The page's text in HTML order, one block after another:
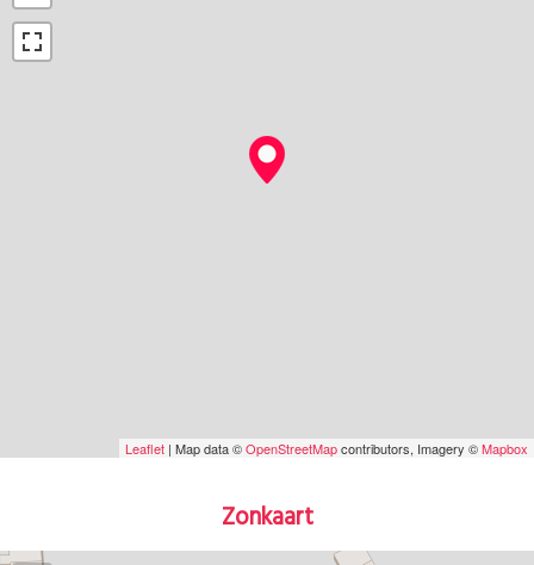
Leaflet | Map data ©OpenStreetMapcontributors, Imagery ©Mapbox
Zonkaart